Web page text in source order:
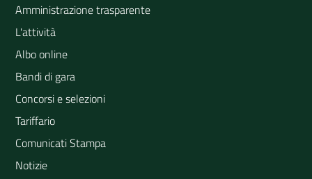
Amministrazione trasparente
L'attività
Albo online
Bandi di gara
Concorsi e selezioni
Tariffario
Comunicati Stampa
Notizie